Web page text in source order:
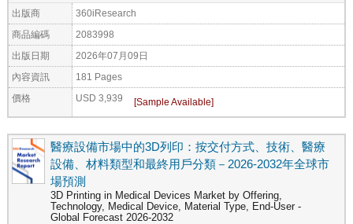
出版商 360iResearch
商品編碼 2083998
出版日期 2026年07月09日
內容資訊 181 Pages
價格 USD 3,939
醫療設備市場中的3D列印：按交付方式、技術、醫療
設備、材料類型和最終用戶分類－2026-2032年全球市
場預測
3D Printing in Medical Devices Market by Offering,
Technology, Medical Device, Material Type, End-User -
Global Forecast 2026-2032